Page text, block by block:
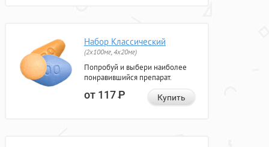
Набор Классический
(2x100мг, 4x20мг)
Попробуй и выбери наиболее
понравившийся препарат.
от 117Р Купить